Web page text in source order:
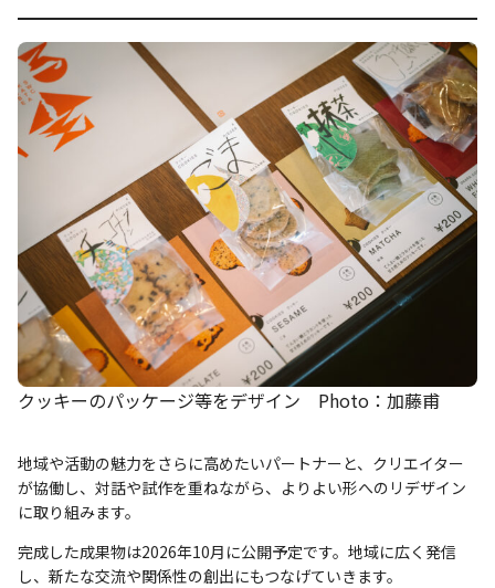
クッキーのパッケージ等をデザイン Photo：加藤甫
地域や活動の魅力をさらに高めたいパートナーと、クリエイター
が協働し、対話や試作を重ねながら、よりよい形へのリデザイン
に取り組みます。
完成した成果物は2026年10月に公開予定です。地域に広く発信
し、新たな交流や関係性の創出にもつなげていきます。